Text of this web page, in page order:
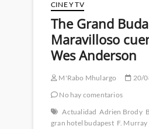
el
primer
teaser
de
la
Capitana
CINE Y TV
The Grand
Maravilloso
Wes Anderson
M'Rabo Mhulargo
20/
No hay comentarios
Actualidad Adrien Brody
gran hotel budapest F.